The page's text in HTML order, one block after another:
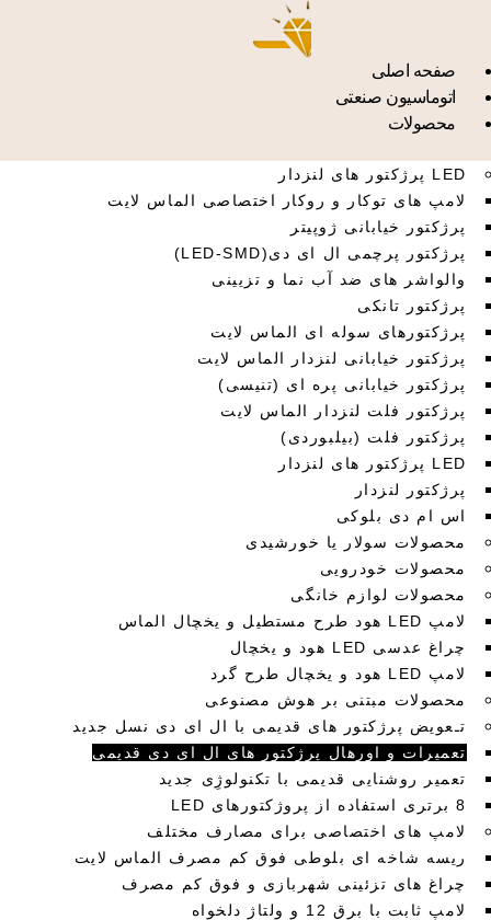
صفحه اصلی
اتوماسیون صنعتی
محصولات
LED پرژکتور های لنزدار
لامپ های توکار و روکار اختصاصی الماس لایت
پرژکتور خیابانی ژوپیتر
پرژکتور پرچمی ال ای دی(LED-SMD)
والواشر های ضد آب نما و تزیینی
پرژکتور تانکی
پرژکتورهای سوله ای الماس لایت
پرژکتور خیابانی لنزدار الماس لایت
پرژکتور خیابانی پره ای (تنیسی)
پرژکتور فلت لنزدار الماس لایت
پرژکتور فلت (بیلبوردی)
LED پرژکتور های لنزدار
پرژکتور لنزدار
اس ام دی بلوکی
محصولات سولار یا خورشیدی
محصولات خودرویی
محصولات لوازم خانگی
لامپ LED هود طرح مستطیل و یخچال الماس
چراغ عدسی LED هود و یخچال
لامپ LED هود و یخچال طرح گرد
محصولات مبتنی بر هوش مصنوعی
تـعویض پرژکتور های قدیمی با ال ای دی نسل جدید
تعمیرات و اورهال پرژکتور های ال ای دی قدیمی
تعمیر روشنایی قدیمی با تکنولوژِی جدید
8 برتری استفاده از پروژکتورهای LED
لامپ های اختصاصی برای مصارف مختلف
ریسه شاخه ای بلوطی فوق کم مصرف الماس لایت
چراغ های تزئینی شهربازی و فوق کم مصرف
لامپ ثابت با برق 12 و ولتاژ دلخواه